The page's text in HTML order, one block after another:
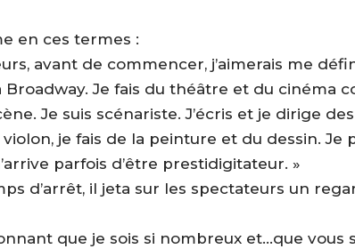
en ces termes :
avant de commencer, j’aimerais me
Broadway. Je fais du théâtre et du cinéma
Je suis scénariste. J’écris et je dirige
je fais de la peinture et du dessin. Je
parfois d’être prestidigitateur. »
d’arrêt, il jeta sur les spectateurs un
que je sois si nombreux et…que vous